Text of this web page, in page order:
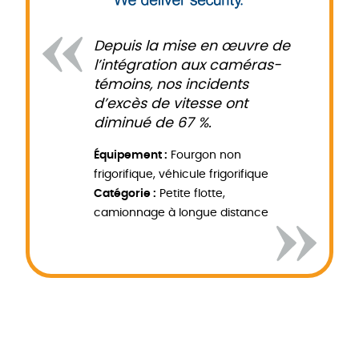
Depuis la mise en œuvre de
l’intégration aux caméras-
témoins, nos incidents
d’excès de vitesse ont
diminué de 67 %.
Équipement : Fourgon non
frigorifique, véhicule frigorifique
Catégorie : Petite flotte,
camionnage à longue distance